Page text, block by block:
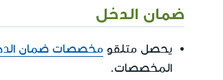
ضمان الدخل
يحصل متلقو مخصصات ضمان
المخصصات.